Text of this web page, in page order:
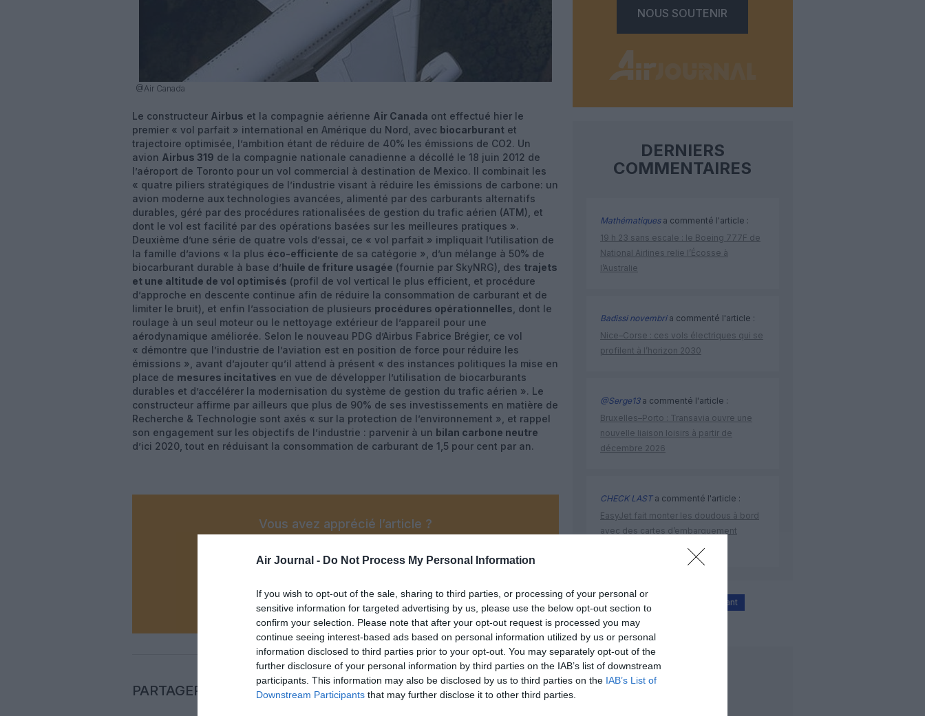
Air Journal - Do Not Process My Personal Information
If you wish to opt-out of the sale, sharing to third parties, or processing of your personal or
sensitive information for targeted advertising by us, please use the below opt-out section to
confirm your selection. Please note that after your opt-out request is processed you may
continue seeing interest-based ads based on personal information utilized by us or personal
information disclosed to third parties prior to your opt-out. You may separately opt-out of the
further disclosure of your personal information by third parties on the IAB’s list of downstream
participants. This information may also be disclosed by us to third parties on the IAB’s List of
Downstream Participants that may further disclose it to other third parties.
@Air Canada
Le constructeur Airbus et la compagnie aérienne Air Canada ont effectué hier le
premier « vol parfait » international en Amérique du Nord, avec biocarburant et
trajectoire optimisée, l’ambition étant de réduire de 40% les émissions de CO2. Un
avion Airbus 319 de la compagnie nationale canadienne a décollé le 18 juin 2012 de
l’aéroport de Toronto pour un vol commercial à destination de Mexico. Il combinait les
« quatre piliers stratégiques de l’industrie visant à réduire les émissions de carbone: un
avion moderne aux technologies avancées, alimenté par des carburants alternatifs
durables, géré par des procédures rationalisées de gestion du trafic aérien (ATM), et
dont le vol est facilité par des opérations basées sur les meilleures pratiques ».
Deuxième d’une série de quatre vols d’essai, ce « vol parfait » impliquait l’utilisation de
la famille d’avions « la plus éco-efficiente de sa catégorie », d’un mélange à 50% de
biocarburant durable à base d’huile de friture usagée (fournie par SkyNRG), des trajets
et une altitude de vol optimisés (profil de vol vertical le plus efficient, et procédure
d’approche en descente continue afin de réduire la consommation de carburant et de
limiter le bruit), et enfin l’association de plusieurs procédures opérationnelles , dont le
roulage à un seul moteur ou le nettoyage extérieur de l’appareil pour une
aérodynamique améliorée. Selon le nouveau PDG d’Airbus Fabrice Brégier, ce vol
« démontre que l’industrie de l’aviation est en position de force pour réduire les
émissions », avant d’ajouter qu’il attend à présent « des instances politiques la mise en
place de mesures incitatives en vue de développer l’utilisation de biocarburants
durables et d’accélérer la modernisation du système de gestion du trafic aérien ». Le
constructeur affirme par ailleurs que plus de 90% de ses investissements en matière de
Recherche & Technologie sont axés « sur la protection de l’environnement », et rappel
son engagement sur les objectifs de l’industrie : parvenir à un bilan carbone neutre
d’ici 2020, tout en réduisant la consommation de carburant de 1,5 pour cent par an.
Vous avez apprécié l’article ?
NOUS SOUTENIR
PARTAGER L'ARTICLE
NOUS SOUTENIR
DERNIERS
COMMENTAIRES
Mathématiquesa commenté l'article :
19 h 23 sans escale : le Boeing 777F de
National Airlines relie l’Écosse à
l’Australie
Badissi novembria commenté l'article :
Nice–Corse : ces vols électriques qui se
profilent à l’horizon 2030
@Serge13a commenté l'article :
Bruxelles–Porto : Transavia ouvre une
nouvelle liaison loisirs à partir de
décembre 2026
CHECK LASTa commenté l'article :
EasyJet fait monter les doudous à bord
avec des cartes d’embarquement
air canada biocarburant
environnement
LIRE AUSSI